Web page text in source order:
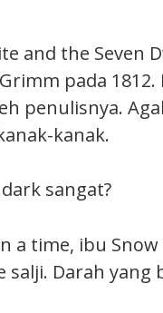
and the Seven
pada
penulisnya.
kanak.
sangat?
a time, ibu
salji. Darah